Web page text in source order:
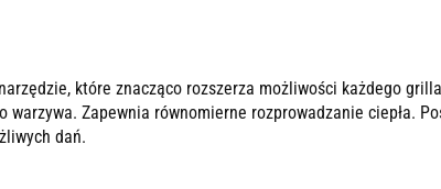
które znacząco rozszerza możliwości każdego
Zapewnia równomierne rozprowadzanie ciepła.
dań.